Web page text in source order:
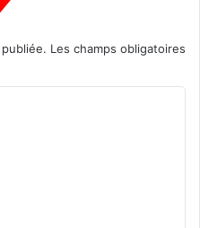
Les champs obligatoires